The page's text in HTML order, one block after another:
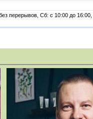
перерывов, Сб: с 10:00 до 16:00,